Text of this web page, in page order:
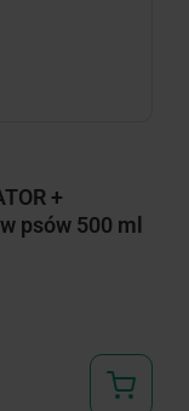
+
psów 500 ml